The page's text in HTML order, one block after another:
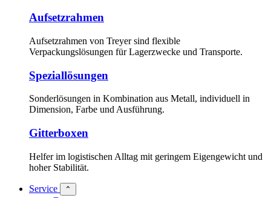
Aufsetzrahmen
Aufsetzrahmen von Treyer sind flexible
Verpackungslösungen für Lagerzwecke und Transporte.
Speziallösungen
Sonderlösungen in Kombination aus Metall, individuell in
Dimension, Farbe und Ausführung.
Gitterboxen
Helfer im logistischen Alltag mit geringem Eigengewicht und
hoher Stabilität.
Service ⌃